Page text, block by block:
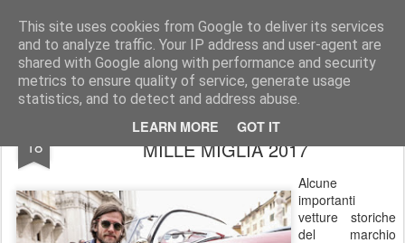
This site uses cookies from Google to deliver its services
and to analyze traffic. Your IP address and user-agent are
shared with Google along with performance and security
metrics to ensure quality of service, generate usage
statistics, and to detect and address abuse.
LEARN MORE GOT IT
AutoMotoCorse. Motorsport Random News 280912
18
LANCIA CON HELIO ASCARI ALLA
MILLE MIGLIA 2017
Alcune
importanti
vetture storiche
del marchio